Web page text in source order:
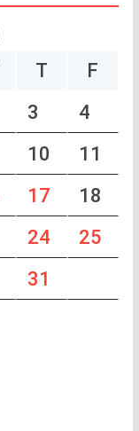
T
F
3
4
10
11
17
18
24
25
31